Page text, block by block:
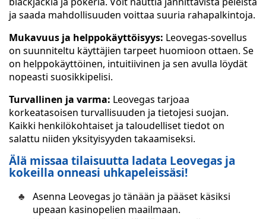
ja saada mahdollisuuden voittaa suuria rahapalkintoja.
Mukavuus ja helppokäyttöisyys: Leovegas-sovellus
on suunniteltu käyttäjien tarpeet huomioon ottaen. Se
on helppokäyttöinen, intuitiivinen ja sen avulla löydät
nopeasti suosikkipelisi.
Turvallinen ja varma: Leovegas tarjoaa
korkeatasoisen turvallisuuden ja tietojesi suojan.
Kaikki henkilökohtaiset ja taloudelliset tiedot on
salattu niiden yksityisyyden takaamiseksi.
Älä missaa tilaisuutta ladata Leovegas ja
kokeilla onneasi uhkapeleissäsi!
Asenna Leovegas jo tänään ja pääset käsiksi
upeaan kasinopelien maailmaan.